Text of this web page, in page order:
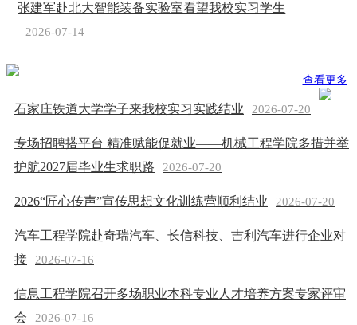
张建军赴北大智能装备实验室看望我校实习学生
2026-07-14
石家庄铁道大学学子来我校实习实践结业 2026-07-20
专场招聘搭平台 精准赋能促就业——机械工程学院多措并举
护航2027届毕业生求职路
2026-07-20
2026“匠心传声”宣传思想文化训练营顺利结业 2026-07-20
汽车工程学院赴奇瑞汽车、长信科技、吉利汽车进行企业对
接
2026-07-16
信息工程学院召开多场职业本科专业人才培养方案专家评审
会
2026-07-16
查看更多